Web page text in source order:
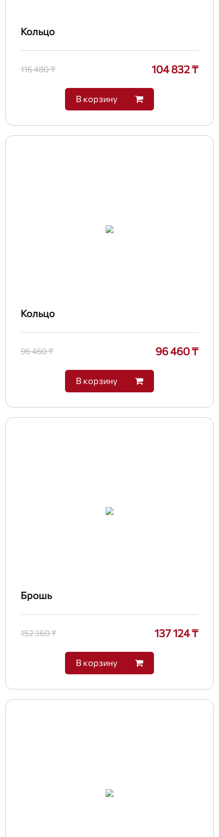
Кольцо
116 480 ₸ 104 832 ₸
В корзину
Кольцо
96 460 ₸ 96 460 ₸
В корзину
Брошь
152 360 ₸ 137 124 ₸
В корзину